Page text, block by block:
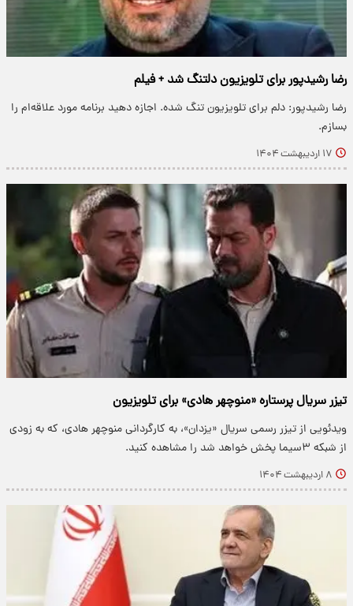
رضا رشیدپور برای تلویزیون دلتنگ شد + فیلم
رضا رشیدپور: دلم برای تلویزیون تنگ شده. اجازه دهید برنامه مورد علاقه‌ام را
بسازم.
۱۷ اردیبهشت ۱۴۰۴
تیزر سریال پرستاره «منوچهر هادی» برای تلویزیون
​ویدئویی از تیزر رسمی سریال «یزدان»، به کارگردانی منوچهر هادی، که به زودی
از شبکه ۳سیما پخش خواهد شد را مشاهده کنید.
۸ اردیبهشت ۱۴۰۴